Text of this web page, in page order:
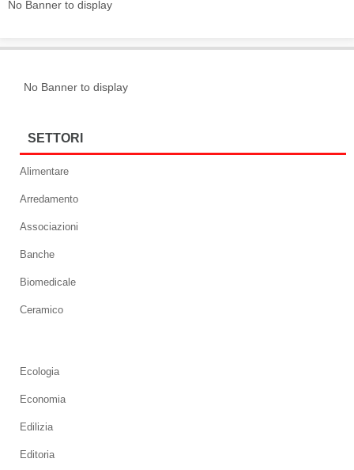
No Banner to display
No Banner to display
SETTORI
Alimentare
Arredamento
Associazioni
Banche
Biomedicale
Ceramico
Ecologia
Economia
Edilizia
Editoria